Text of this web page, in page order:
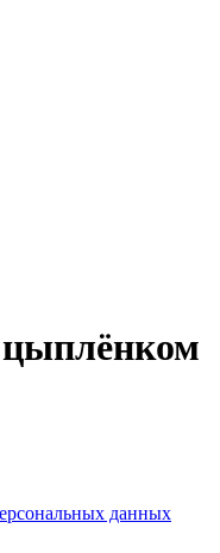
данных